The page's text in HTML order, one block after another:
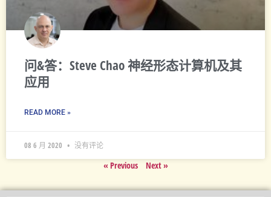
问&答：Steve Chao 神经形态计算机及其
应用
READ MORE »
08 6 月 2020 没有评论
« Previous Next »